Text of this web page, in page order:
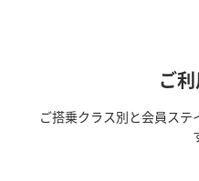
ご
ご搭乗クラス別と会員ステ